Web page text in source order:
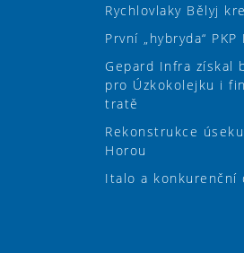
Rychlovlaky Bělyj
První „hybryda“
Gepard Infra získal
pro Úzkokolejku i
tratě
Rekonstrukce
Horou
Italo a konkurenční